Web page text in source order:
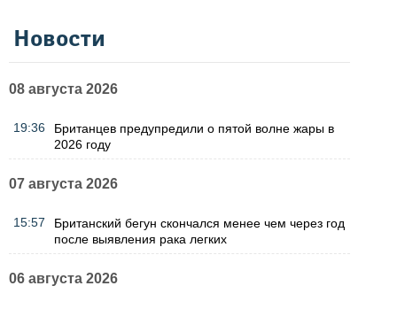
Новости
08 августа 2026
19:36
Британцев предупредили о пятой волне жары в
2026 году
07 августа 2026
15:57
Британский бегун скончался менее чем через год
после выявления рака легких
06 августа 2026